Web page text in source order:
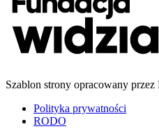
Szablon strony opracowany
Polityka prywatności
RODO